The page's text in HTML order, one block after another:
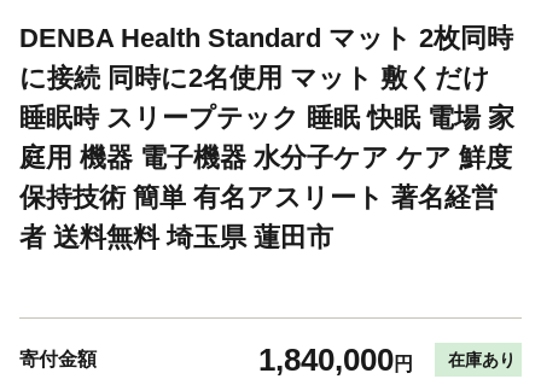
DENBA Health Standard マット 2枚同時
に接続 同時に2名使用 マット 敷くだけ
睡眠時 スリープテック 睡眠 快眠 電場 家
庭用 機器 電子機器 水分子ケア ケア 鮮度
保持技術 簡単 有名アスリート 著名経営
者 送料無料 埼玉県 蓮田市
寄付金額 1,840,000円 在庫あり